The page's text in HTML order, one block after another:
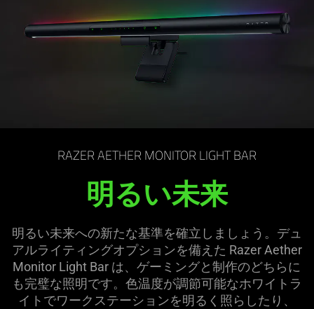
Activating
on
技術仕様
RAZER AETHER MONITOR LIGHT BAR
明るい未来
明るい未来への新たな基準を確立しましょう。デュ
アルライティングオプションを備えた Razer Aether
Monitor Light Bar は、ゲーミングと制作のどちらに
も完璧な照明です。色温度が調節可能なホワイトラ
イトでワークステーションを明るく照らしたり、